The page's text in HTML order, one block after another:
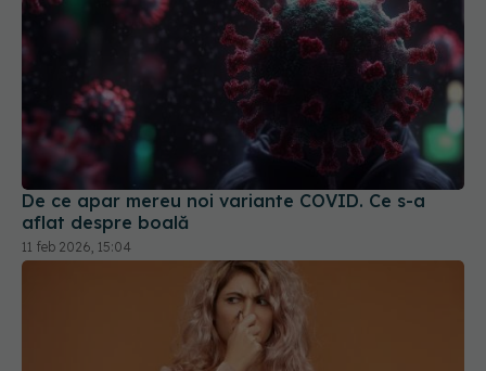
De ce apar mereu noi variante COVID. Ce s-a
aflat despre boală
11 feb 2026, 15:04